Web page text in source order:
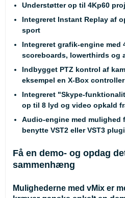
Understøtter op til 4Kp60
Integreret Instant Replay af
sport
Integreret grafik-engine med
scoreboards, lowerthirds og
Indbygget PTZ kontrol af
eksempel en X-Box
Integreret "Skype-
op til 8 lyd og video opkald
Audio-engine med mulighed
benytte VST2 eller VST3
Få en demo- og opdag
sammenhæng
Mulighederne med vMix er